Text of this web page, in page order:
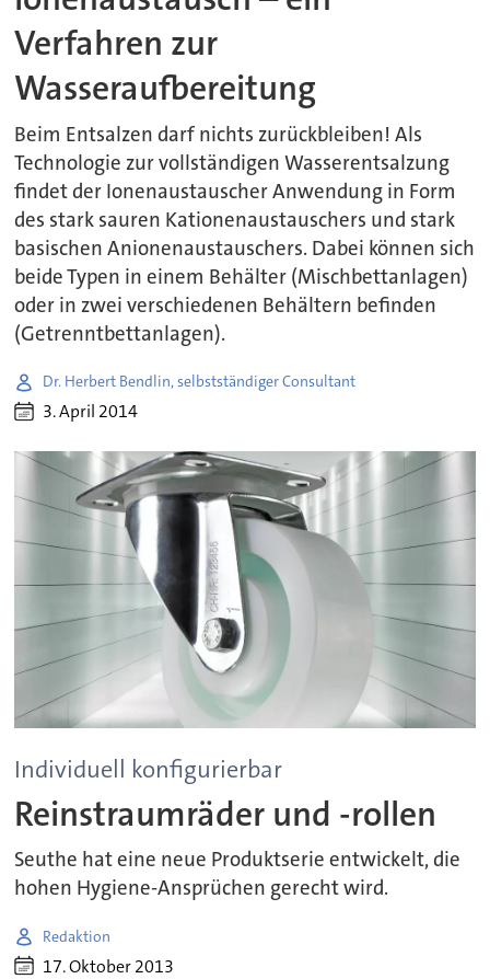
Verfahren zur
Wasseraufbereitung
Beim Entsalzen darf nichts zurückbleiben! Als
Technologie zur vollständigen Wasserentsalzung
findet der Ionenaustauscher Anwendung in Form
des stark sauren Kationenaustauschers und stark
basischen Anionenaustauschers. Dabei können sich
beide Typen in einem Behälter (Mischbettanlagen)
oder in zwei verschiedenen Behältern befinden
(Getrenntbettanlagen).
Dr. Herbert Bendlin, selbstständiger Consultant
3. April 2014
Individuell konfigurierbar
Reinstraumräder und -rollen
Seuthe hat eine neue Produktserie entwickelt, die
hohen Hygiene-Ansprüchen gerecht wird.
Redaktion
17. Oktober 2013